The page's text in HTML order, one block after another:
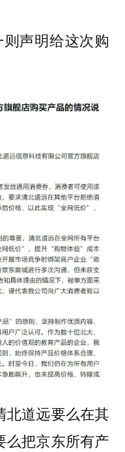
声明给这次购
北道远要么在其
么把京东所有产